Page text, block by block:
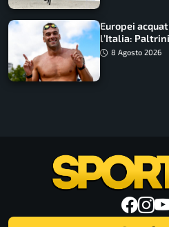
Europei
l’Italia:
Barnabà
8 Agosto 2026